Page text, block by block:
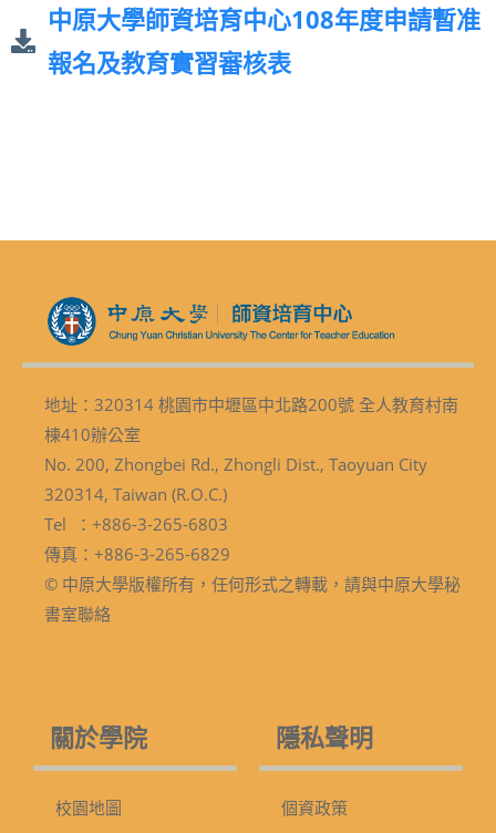
中原大學師資培育中心108年度申請暫准
報名及教育實習審核表
地址：320314 桃園市中壢區中北路200號 全人教育村南
棟410辦公室
No. 200, Zhongbei Rd., Zhongli Dist., Taoyuan City
320314, Taiwan (R.O.C.)
Tel ：+886-3-265-6803
傳真：+886-3-265-6829
© 中原大學版權所有，任何形式之轉載，請與中原大學秘
書室聯絡
關於學院
校園地圖
隱私聲明
個資政策